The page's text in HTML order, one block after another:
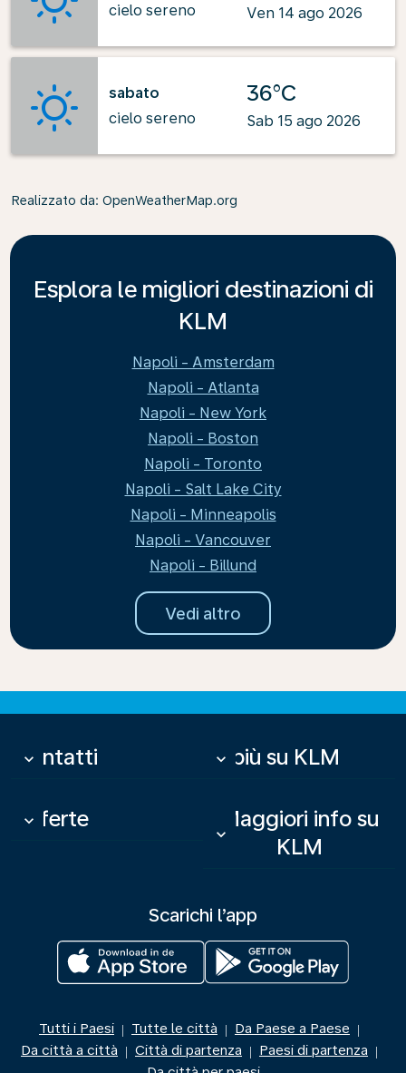
cielo sereno
Ven 14 ago 2026
sabato
cielo sereno
36°C
Sab 15 ago 2026
Realizzato da: OpenWeatherMap.org
Esplora le migliori destinazioni di
KLM
Napoli - Amsterdam
Napoli - Atlanta
Napoli - New York
Napoli - Boston
Napoli - Toronto
Napoli - Salt Lake City
Napoli - Minneapolis
Napoli - Vancouver
Napoli - Billund
Vedi altro
Contatti
keyboard_arrow_down Di più su KLM
keyboard_arrow_down
Offerte
keyboard_arrow_down
Maggiori info su
KLM
keyboard_arrow_down
Scarichi l’app
Tutti i Paesi | Tutte le città | Da Paese a Paese |
Da città a città | Città di partenza | Paesi di partenza |